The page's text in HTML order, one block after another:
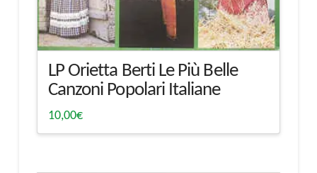
LP Orietta Berti Le Più Belle
Canzoni Popolari Italiane
10,00€